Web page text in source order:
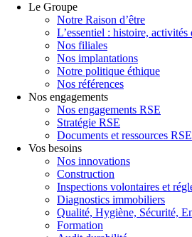
Le Groupe
Notre Raison d’être
L’essentiel : histoire, activités
Nos filiales
Nos implantations
Notre politique éthique
Nos références
Nos engagements
Nos engagements RSE
Stratégie RSE
Documents et ressources RSE
Vos besoins
Nos innovations
Construction
Inspections volontaires et
Diagnostics immobiliers
Qualité, Hygiène, Sécurité,
Formation